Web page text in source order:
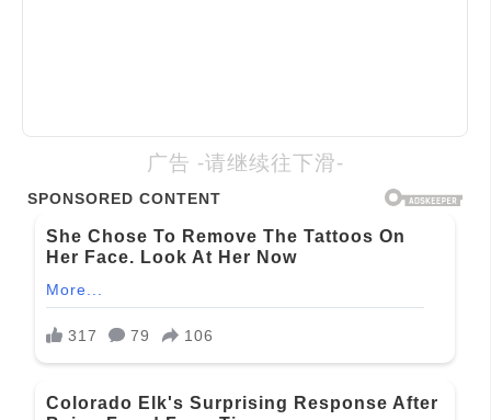
广告 -请继续往下滑-